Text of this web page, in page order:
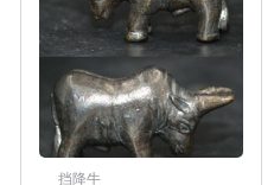
挡降牛